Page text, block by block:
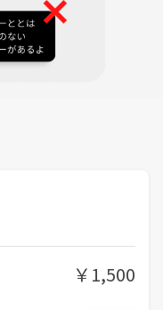
うするべきかの答えもない
たがあなたを知ることで確
解決していくので、なかな
￥1,500